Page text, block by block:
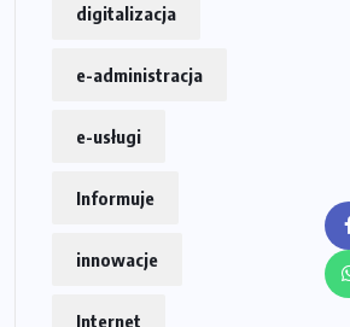
digitalizacja
e-administracja
e-usługi
Informuje
innowacje
Internet